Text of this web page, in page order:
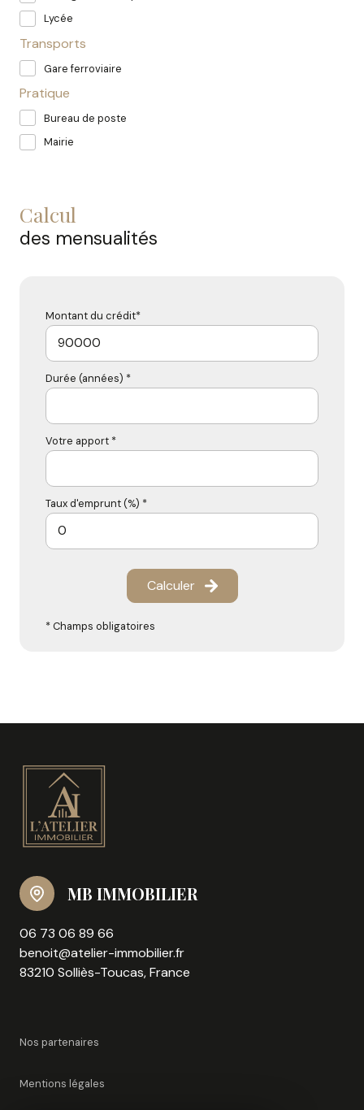
Lycée
Transports
Gare ferroviaire
Pratique
Bureau de poste
Mairie
calcul
des mensualités
Montant du crédit*
Durée (années) *
Votre apport *
Taux d'emprunt (%) *
Calculer
* Champs obligatoires
MB IMMOBILIER
06 73 06 89 66
benoit@atelier-immobilier.fr
83210 Solliès-Toucas, France
Nos partenaires
Mentions légales